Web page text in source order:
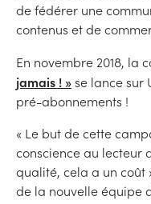
de fédérer une
contenus et de
En novembre 2018, la
jamais ! »se lance sur
pré-abonnements !
« Le but de cette
conscience au lecteur
qualité, cela a un coût
de la nouvelle équipe